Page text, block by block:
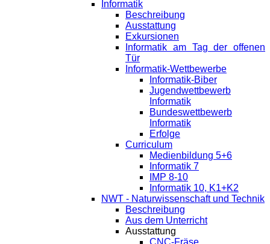
Informatik
Beschreibung
Ausstattung
Exkursionen
Informatik am Tag der offenen
Tür
Informatik-Wettbewerbe
Informatik-Biber
Jugendwettbewerb
Informatik
Bundeswettbewerb
Informatik
Erfolge
Curriculum
Medienbildung 5+6
Informatik 7
IMP 8-10
Informatik 10, K1+K2
NWT - Naturwissenschaft und Technik
Beschreibung
Aus dem Unterricht
Ausstattung
CNC-Fräse